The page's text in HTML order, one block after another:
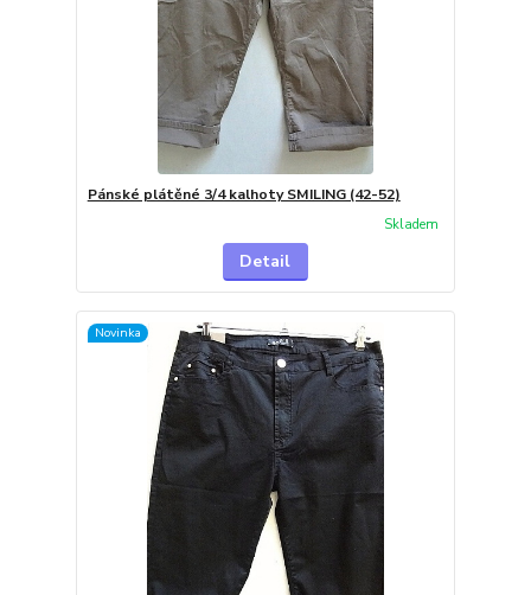
Pánské plátěné 3/4 kalhoty SMILING (42-52)
Skladem
Detail
Novinka